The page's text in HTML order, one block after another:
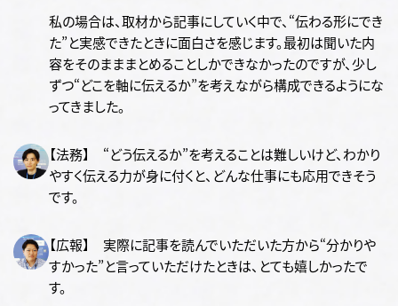
私の場合は、取材から記事にしていく中で、“伝わる形にでき
た”と実感できたときに面白さを感じます。最初は聞いた内
容をそのまままとめることしかできなかったのですが、少し
ずつ“どこを軸に伝えるか”を考えながら構成できるようにな
ってきました。
【法務】 “どう伝えるか”を考えることは難しいけど、わかり
やすく伝える力が身に付くと、どんな仕事にも応用できそう
です。
【広報】 実際に記事を読んでいただいた方から“分かりや
すかった”と言っていただけたときは、とても嬉しかったで
す。